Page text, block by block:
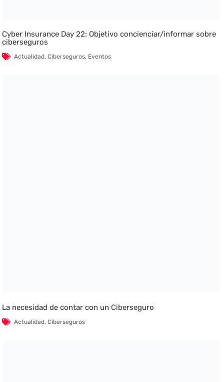
Cyber Insurance Day 22: Objetivo concienciar/informar sobre
ciberseguros
Actualidad,Ciberseguros, Eventos
La necesidad de contar con un Ciberseguro
Actualidad,Ciberseguros